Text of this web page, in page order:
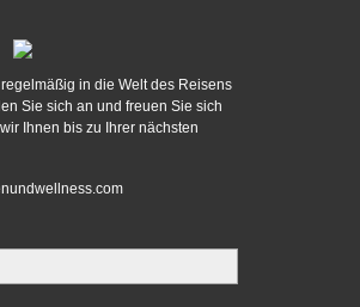
in die Welt des Reisens
Sie sich an und freuen Sie sich
Ihnen bis zu Ihrer nächsten